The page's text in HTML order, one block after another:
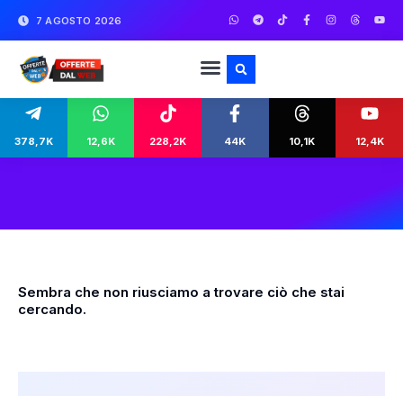
7 AGOSTO 2026
378,7K 12,6K 228,2K 44K 10,1K 12,4K
Sembra che non riusciamo a trovare ciò che stai
cercando.